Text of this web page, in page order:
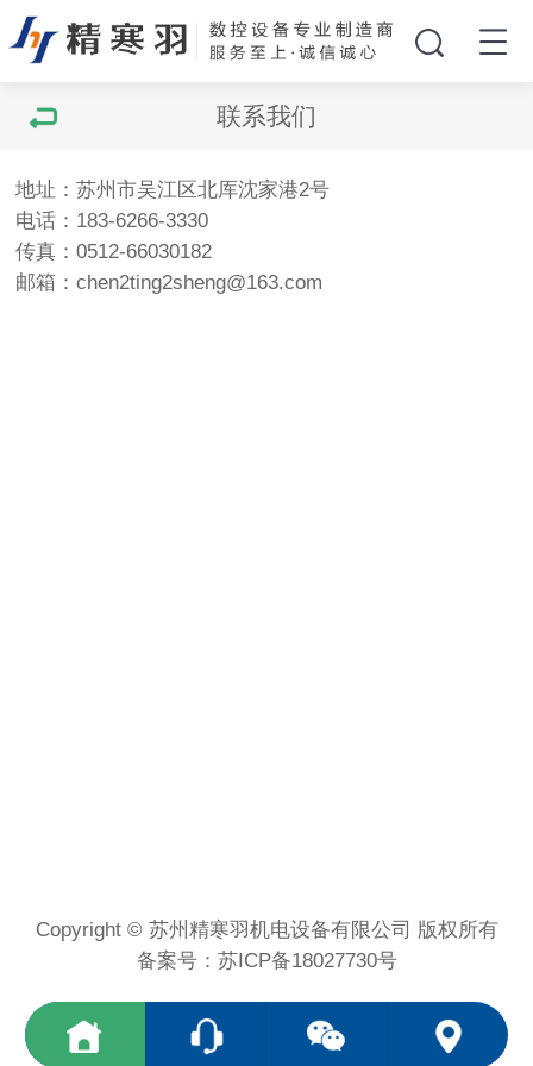
联系我们
地址：苏州市吴江区北厍沈家港2号
电话：183-6266-3330
传真：0512-66030182
邮箱：chen2ting2sheng@163.com
Copyright © 苏州精寒羽机电设备有限公司 版权所有
备案号： 苏ICP备18027730号